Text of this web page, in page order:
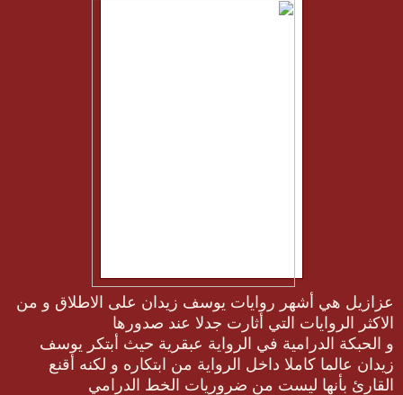
عزازيل هي أشهر روايات يوسف زيدان على الاطلاق و من
الاكثر الروايات التي أثارت جدلا عند صدورها
و الحبكة الدرامية في الرواية عبقرية حيث أبتكر يوسف
زيدان عالما كاملا داخل الرواية من ابتكاره و لكنه أقنع
القارئ بأنها ليست من ضروريات الخط الدرامي